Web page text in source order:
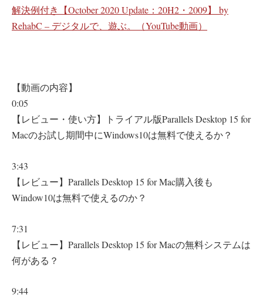
解決例付き【October 2020 Update：20H2・2009】 by
RehabC – デジタルで、遊ぶ。（YouTube動画）
【動画の内容】
0:05
【レビュー・使い方】トライアル版Parallels Desktop 15 for
Macのお試し期間中にWindows10は無料で使えるか？
3:43
【レビュー】Parallels Desktop 15 for Mac購入後も
Window10は無料で使えるのか？
7:31
【レビュー】Parallels Desktop 15 for Macの無料システムは
何がある？
9:44